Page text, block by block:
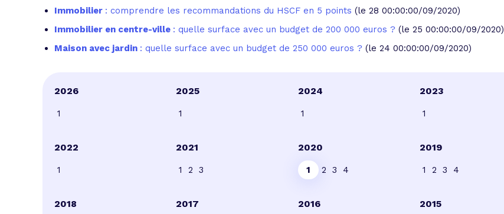
Immobilier : comprendre les recommandations du HSCF en 5 points (le 28 00:00:00/09/2020)
Immobilier en centre-ville : quelle surface avec un budget de 200 000 euros ? (le 25 00:00:00/09/2020)
Maison avec jardin : quelle surface avec un budget de 250 000 euros ? (le 24 00:00:00/09/2020)
2026
1
2025
1
2024
1
2023
1
2022
1
2021
1 2 3
2020
1 2 3 4
2019
1 2 3 4
2018 2017 2016 2015